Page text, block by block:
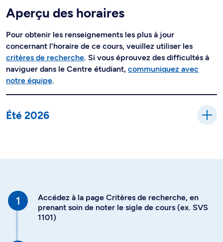
Aperçu des horaires
Pour obtenir les renseignements les plus à jour
concernant l'horaire de ce cours, veuillez utiliser les
critères de recherche. Si vous éprouvez des difficultés à
naviguer dans le Centre étudiant, communiquez avec
notre équipe.
Été 2026
Accédez à la page Critères de recherche, en
prenant soin de noter le sigle de cours (ex. SVS
1101)